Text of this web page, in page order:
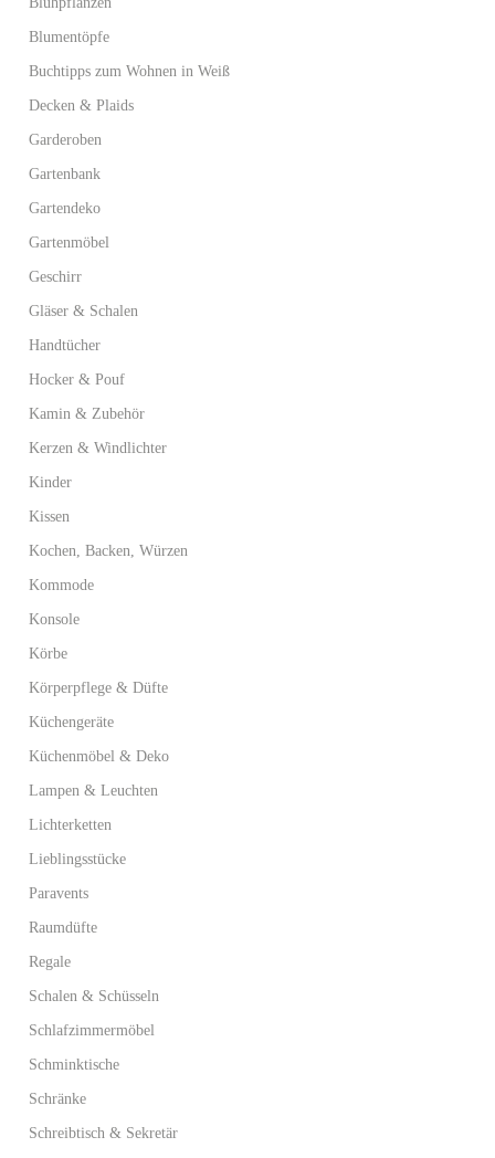
Blumentöpfe
Buchtipps zum Wohnen in Weiß
Decken & Plaids
Garderoben
Gartenbank
Gartendeko
Gartenmöbel
Geschirr
Gläser & Schalen
Handtücher
Hocker & Pouf
Kamin & Zubehör
Kerzen & Windlichter
Kinder
Kissen
Kochen, Backen, Würzen
Kommode
Konsole
Körbe
Körperpflege & Düfte
Küchengeräte
Küchenmöbel & Deko
Lampen & Leuchten
Lichterketten
Lieblingsstücke
Paravents
Raumdüfte
Regale
Schalen & Schüsseln
Schlafzimmermöbel
Schminktische
Schränke
Schreibtisch & Sekretär